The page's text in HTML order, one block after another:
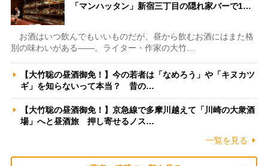
「マンハッタン」新宿三丁目の隠れ家バーで1…
お酒はいつ飲んでもいいものだが、昼から飲むお酒にはまた格
別の味わいがある――。ライター・作家の大竹…
【大竹聡の昼酒御免！】今の若者は「なめろう」や「キヌカツ
ギ」を知らないって本当？ 昔の…
【大竹聡の昼酒御免！】京急線で多摩川越えて「川崎の大衆酒
場」へと昼酒旅 押し寄せるノス…
一覧を見る